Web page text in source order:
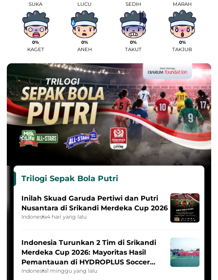
SUKA LUCU SEDIH MARAH
0%
KAGET
0%
ANEH
0%
TAKUT
0%
TAKJUB
Trilogi Sepak Bola Putri
Inilah Skuad Garuda Pertiwi dan Putri
Nusantara di Srikandi Merdeka Cup 2026
Indonesia4 hari yang lalu
Indonesia Turunkan 2 Tim di Srikandi
Merdeka Cup 2026: Mayoritas Hasil
Pemantauan di HYDROPLUS Soccer
League
Indonesia1 minggu yang lalu